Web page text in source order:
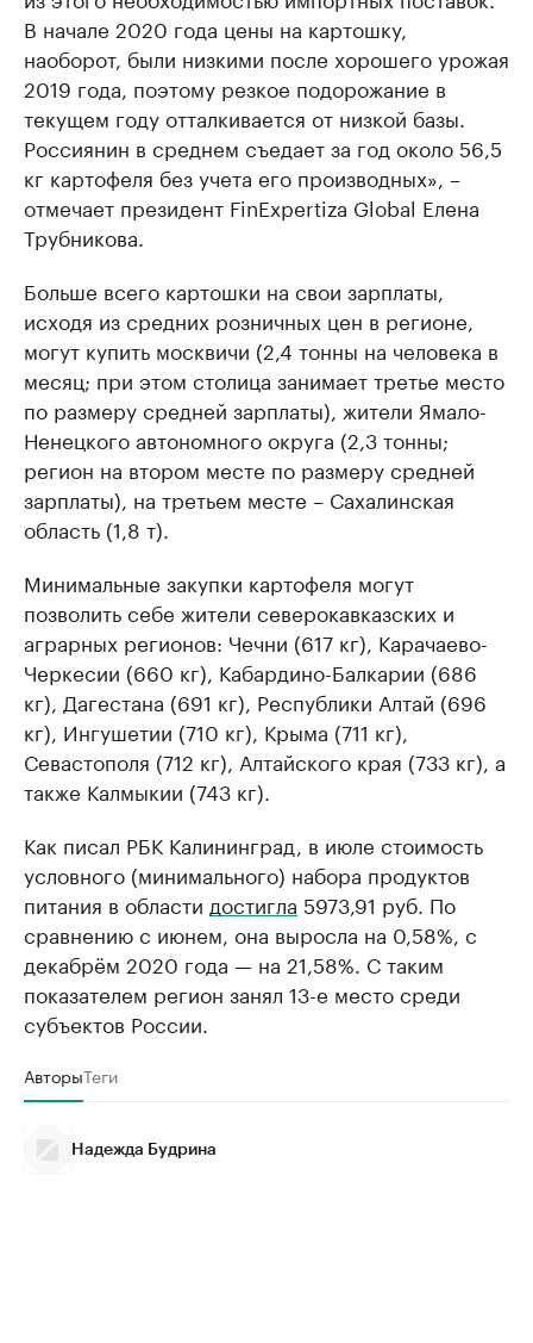
В начале 2020 года цены на картошку,
наоборот, были низкими после хорошего урожая
2019 года, поэтому резкое подорожание в
текущем году отталкивается от низкой базы.
Россиянин в среднем съедает за год около 56,5
кг картофеля без учета его производных», –
отмечает президент FinExpertiza Global Елена
Трубникова.
Больше всего картошки на свои зарплаты,
исходя из средних розничных цен в регионе,
могут купить москвичи (2,4 тонны на человека в
месяц; при этом столица занимает третье место
по размеру средней зарплаты), жители Ямало-
Ненецкого автономного округа (2,3 тонны;
регион на втором месте по размеру средней
зарплаты), на третьем месте – Сахалинская
область (1,8 т).
Минимальные закупки картофеля могут
позволить себе жители северокавказских и
аграрных регионов: Чечни (617 кг), Карачаево-
Черкесии (660 кг), Кабардино-Балкарии (686
кг), Дагестана (691 кг), Республики Алтай (696
кг), Ингушетии (710 кг), Крыма (711 кг),
Севастополя (712 кг), Алтайского края (733 кг), а
также Калмыкии (743 кг).
Как писал РБК Калининград, в июле стоимость
условного (минимального) набора продуктов
питания в области достигла 5973,91 руб. По
сравнению с июнем, она выросла на 0,58%, с
декабрём 2020 года — на 21,58%. С таким
показателем регион занял 13-е место среди
субъектов России.
АвторыТеги
Надежда Будрина